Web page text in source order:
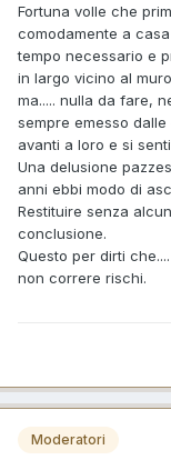
Fortuna volle che
comodamente a
tempo necessario e
in largo vicino al
ma..... nulla da fare,
sempre emesso
avanti a loro e si
Una delusione
anni ebbi modo di
Restituire senza
conclusione.
Questo per dirti
non correre rischi.
Moderatori